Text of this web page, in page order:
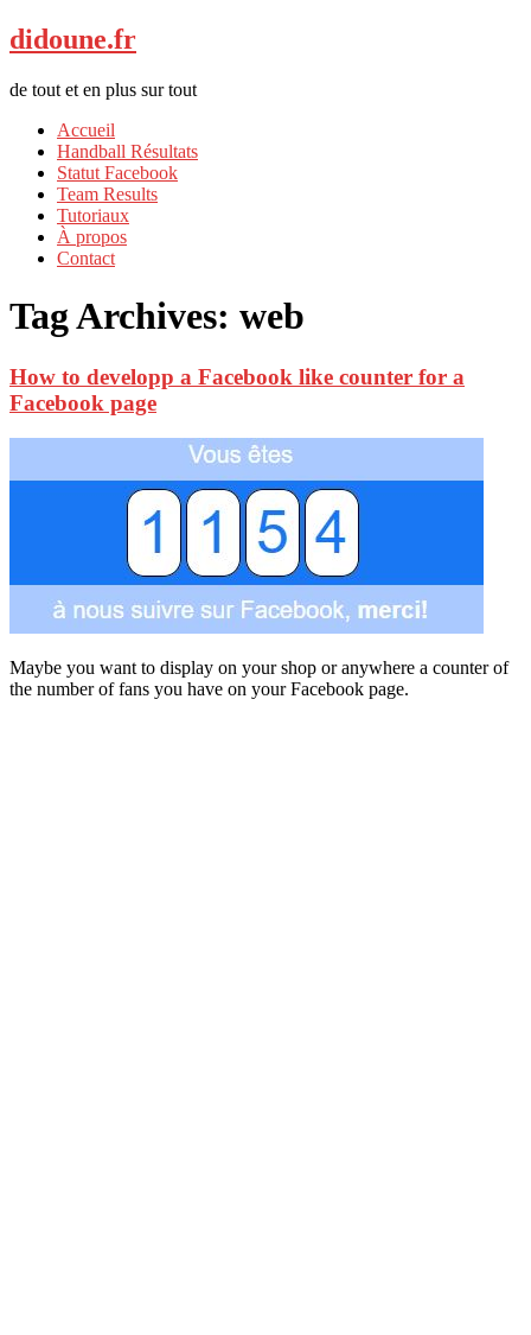
didoune.fr
de tout et en plus sur tout
Accueil
Handball Résultats
Statut Facebook
Team Results
Tutoriaux
À propos
Contact
Tag Archives: web
How to developp a Facebook like counter for a
Facebook page
Maybe you want to display on your shop or anywhere a counter of
the number of fans you have on your Facebook page.